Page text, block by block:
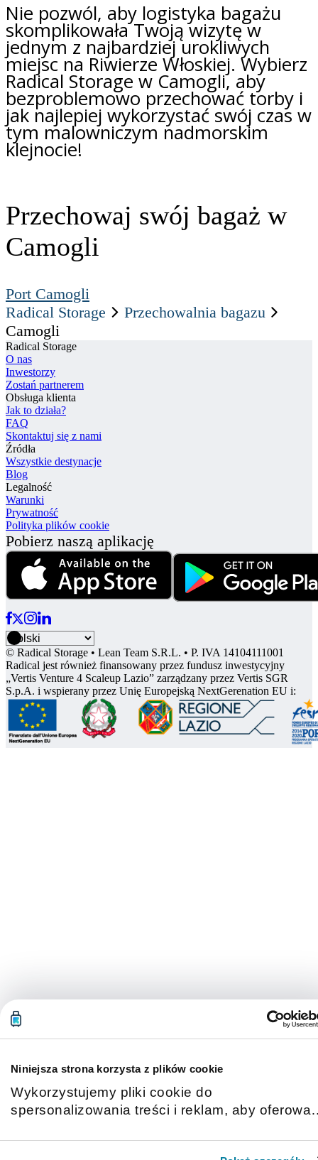
Niniejsza strona korzysta z plików cookie
Wykorzystujemy pliki cookie do
spersonalizowania treści i reklam, aby oferować
naszej witrynie. Informacje o tym, jak
Nie pozwól, aby logistyka bagażu
skomplikowała Twoją wizytę w
jednym z najbardziej urokliwych
miejsc na Riwierze Włoskiej. Wybierz
Radical Storage w Camogli, aby
bezproblemowo przechować torby i
jak najlepiej wykorzystać swój czas w
tym malowniczym nadmorskim
klejnocie!
Przechowaj swój bagaż w
Camogli
Port Camogli
Radical Storage
Przechowalnia bagazu
Camogli
Radical Storage
O nas
Inwestorzy
Zostań partnerem
Obsługa klienta
Jak to działa?
FAQ
Skontaktuj się z nami
Źródła
Wszystkie destynacje
Blog
Legalność
Warunki
Prywatność
Polityka plików cookie
Pobierz naszą aplikację
© Radical Storage • Lean Team S.R.L. • P. IVA 14104111001
Radical jest również finansowany przez fundusz inwestycyjny
„Vertis Venture 4 Scaleup Lazio” zarządzany przez Vertis SGR
S.p.A. i wspierany przez Unię Europejską NextGerenation EU i: